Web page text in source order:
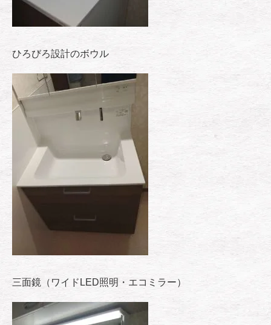
ひろびろ設計のボウル
三面鏡（ワイドLED照明・エコミラー）